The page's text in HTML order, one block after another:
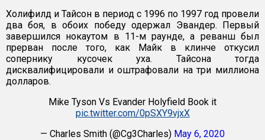
Холифилд и Тайсон в период с 1996 по 1997 год провели
два боя, в обоих победу одержал Эвандер. Первый
завершился нокаутом в 11-м раунде, а реванш был
прерван после того, как Майк в клинче откусил
сопернику кусочек уха. Тайсона тогда
дисквалифицировали и оштрафовали на три миллиона
долларов.
Mike Tyson Vs Evander Holyfield Book it
pic.twitter.com/0pSXY9vjxX
— Charles Smith (@Cg3Charles) May 6, 2020